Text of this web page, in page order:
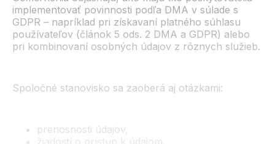
implementovať povinnosti podľa DMA v súlade s
GDPR – napríklad pri získavaní platného súhlasu
používateľov (článok 5 ods. 2 DMA a GDPR) alebo
pri kombinovaní osobných údajov z rôznych služieb.
Spoločné stanovisko sa zaoberá aj otázkami:
prenosnosti údajov,